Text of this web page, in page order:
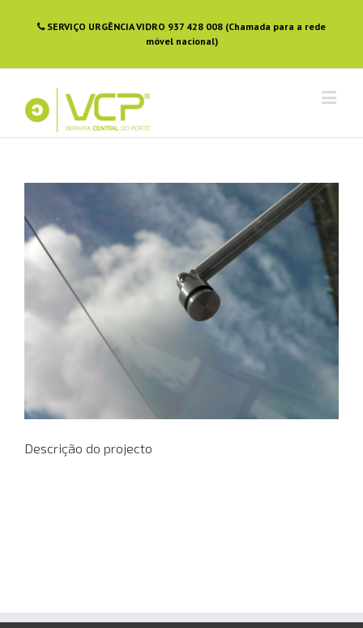
SERVIÇO URGÊNCIA VIDRO 937 428 008 (Chamada para a rede
móvel nacional)
Descrição do projecto